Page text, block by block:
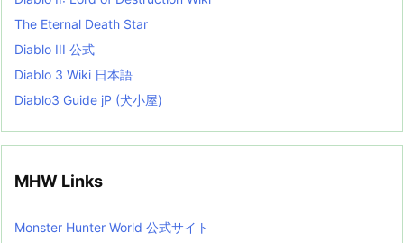
The Eternal Death Star
Diablo III 公式
Diablo 3 Wiki 日本語
Diablo3 Guide jP (犬小屋)
MHW Links
Monster Hunter World 公式サイト